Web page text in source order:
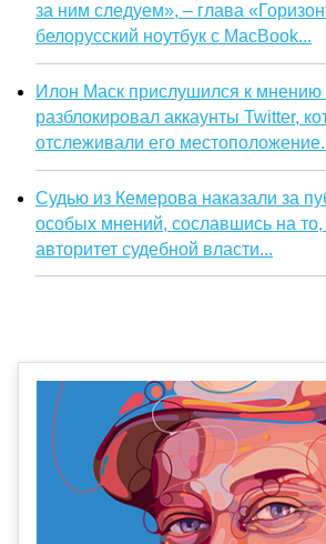
за ним следуем», – глава
белорусский ноутбук с MacBook...
Илон Маск прислушился к мнению
разблокировал аккаунты Twitter,
отслеживали его
Судью из Кемерова наказали за
особых мнений, сославшись на то,
авторитет судебной власти...